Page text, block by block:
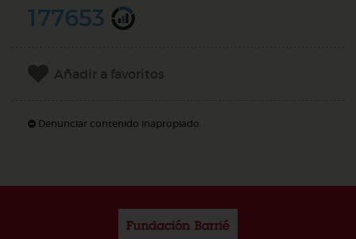
177653
Añadir a favoritos
Denunciar contenido inapropiado